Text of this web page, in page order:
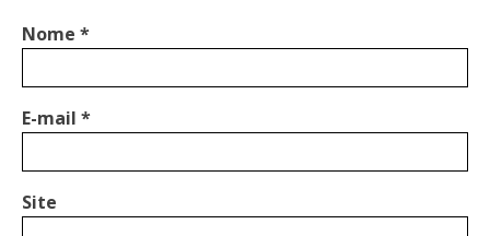
Nome *
E-mail *
Site